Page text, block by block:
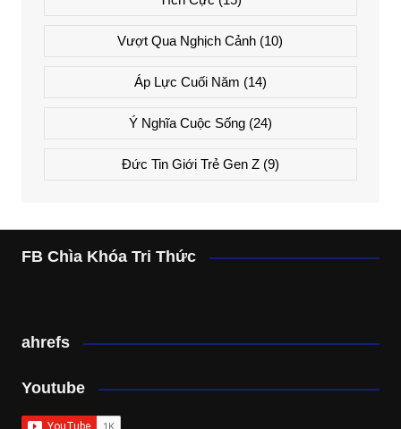
Vượt Qua Nghịch Cảnh (10)
Áp Lực Cuối Năm (14)
Ý Nghĩa Cuộc Sống(24)
Đức Tin Giới Trẻ Gen Z(9)
FB Chìa Khóa Tri Thức
ahrefs
Youtube